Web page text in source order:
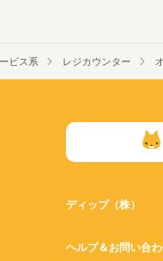
ビス系 レジカウンター
ディップ（株）
ヘルプ＆お問い合